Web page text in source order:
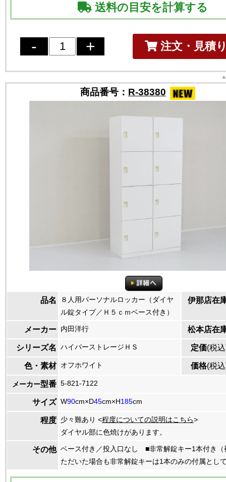
送料の目安を計算する
注文・見積
商品番号： R-38380
品名
８人用パーソナルロッカー（ダイヤ
ル錠タイプ／Ｈ５ｃｍベース付き）
伊那店在
メーカー 内田洋行 松本店在
シリーズ名 ハイパーストレージＨＳ 定価(税
色・素材 オフホワイト 価格(税
メーカー型番 5-821-7122
サイズ W90cm×D45cm×H185cm
程度 少々難あり <程度についての説明はこちら>
ダイヤル部に色焼けがあります。
その他 ベース付き／投入口なし ■非常解錠キー1本付き（
ただいた場合も非常解錠キーは1本のみの付属とし